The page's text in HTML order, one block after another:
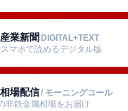
業新聞 DIGITAL+TEXT
マホで読めるデジタル版
場配信/ モーニングコール
非鉄金属相場をお届け